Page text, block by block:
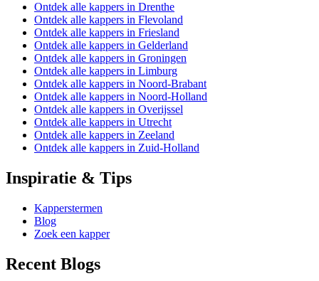
Ontdek alle kappers in Drenthe
Ontdek alle kappers in Flevoland
Ontdek alle kappers in Friesland
Ontdek alle kappers in Gelderland
Ontdek alle kappers in Groningen
Ontdek alle kappers in Limburg
Ontdek alle kappers in Noord-Brabant
Ontdek alle kappers in Noord-Holland
Ontdek alle kappers in Overijssel
Ontdek alle kappers in Utrecht
Ontdek alle kappers in Zeeland
Ontdek alle kappers in Zuid-Holland
Inspiratie & Tips
Kapperstermen
Blog
Zoek een kapper
Recent Blogs